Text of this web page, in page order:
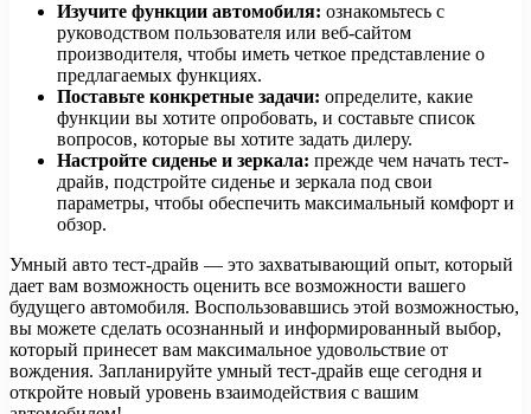
Изучите функции автомобиля: ознакомьтесь с
руководством пользователя или веб-сайтом
производителя, чтобы иметь четкое представление о
предлагаемых функциях.
Поставьте конкретные задачи: определите, какие
функции вы хотите опробовать, и составьте список
вопросов, которые вы хотите задать дилеру.
Настройте сиденье и зеркала: прежде чем начать тест-
драйв, подстройте сиденье и зеркала под свои
параметры, чтобы обеспечить максимальный комфорт и
обзор.
Умный авто тест-драйв — это захватывающий опыт, который
дает вам возможность оценить все возможности вашего
будущего автомобиля. Воспользовавшись этой возможностью,
вы можете сделать осознанный и информированный выбор,
который принесет вам максимальное удовольствие от
вождения. Запланируйте умный тест-драйв еще сегодня и
откройте новый уровень взаимодействия с вашим